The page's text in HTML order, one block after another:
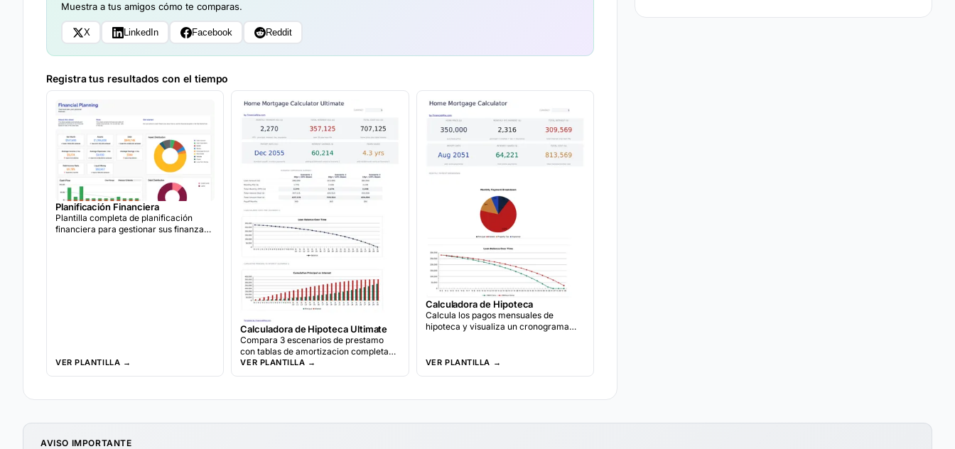
Muestra a tus amigos cómo te comparas.
X LinkedIn Facebook Reddit
Registra tus resultados con el tiempo
Planificación Financiera
Plantilla completa de planificación
financiera para gestionar sus finanzas
VER PLANTILLA →
Calculadora de Hipoteca Ultimate
Compara 3 escenarios de prestamo
con tablas de amortizacion completas,
analisis de pagos extra y una
calculadora de refinanciamiento
VER PLANTILLA →
Calculadora de Hipoteca
Calcula los pagos mensuales de
hipoteca y visualiza un cronograma
para ver el desglose de pagos durante
VER PLANTILLA →
AVISO IMPORTANTE